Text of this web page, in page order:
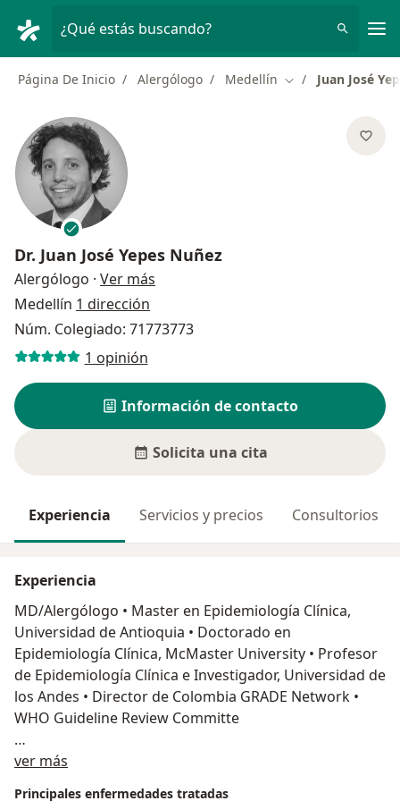
¿Qué estás buscando?
Página De Inicio Alergólogo Medellín Cambiar de ciudad
Juan José
Dr. Juan José Yepes Nuñez
Alergólogo · Ver más
Medellín 1 dirección
Núm. Colegiado: 71773773
1 opinión
Información de contacto
Solicita una cita
Experiencia Servicios y precios Consultorios
Experiencia
MD/Alergólogo • Master en Epidemiología Clínica,
Universidad de Antioquia • Doctorado en
Epidemiología Clínica, McMaster University • Profesor
de Epidemiología Clínica e Investigador, Universidad de
los Andes • Director de Colombia GRADE Network •
WHO Guideline Review Committe
Profesor de Epidemiología Clínica de la Universidad de
ver más
Principales enfermedades tratadas